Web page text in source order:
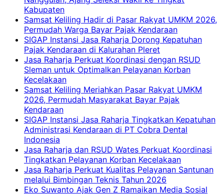
Kabupaten
Samsat Keliling Hadir di Pasar Rakyat UMKM 2026,
Permudah Warga Bayar Pajak Kendaraan
SIGAP Instansi Jasa Raharja Dorong Kepatuhan
Pajak Kendaraan di Kalurahan Pleret
Jasa Raharja Perkuat Koordinasi dengan RSUD
Sleman untuk Optimalkan Pelayanan Korban
Kecelakaan
Samsat Keliling Meriahkan Pasar Rakyat UMKM
2026, Permudah Masyarakat Bayar Pajak
Kendaraan
SIGAP Instansi Jasa Raharja Tingkatkan Kepatuhan
Administrasi Kendaraan di PT Cobra Dental
Indonesia
Jasa Raharja dan RSUD Wates Perkuat Koordinasi
Tingkatkan Pelayanan Korban Kecelakaan
Jasa Raharja Perkuat Kualitas Pelayanan Santunan
melalui Bimbingan Teknis Tahun 2026
Eko Suwanto Ajak Gen Z Ramaikan Media Sosial